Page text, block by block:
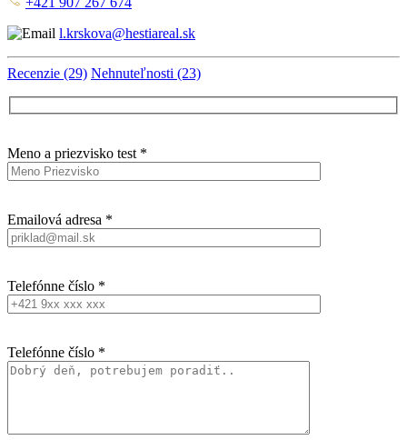
l.krskova@hestiareal.sk
Recenzie (29) Nehnuteľnosti (23)
Meno a priezvisko test *
Emailová adresa *
Telefónne číslo *
Telefónne číslo *